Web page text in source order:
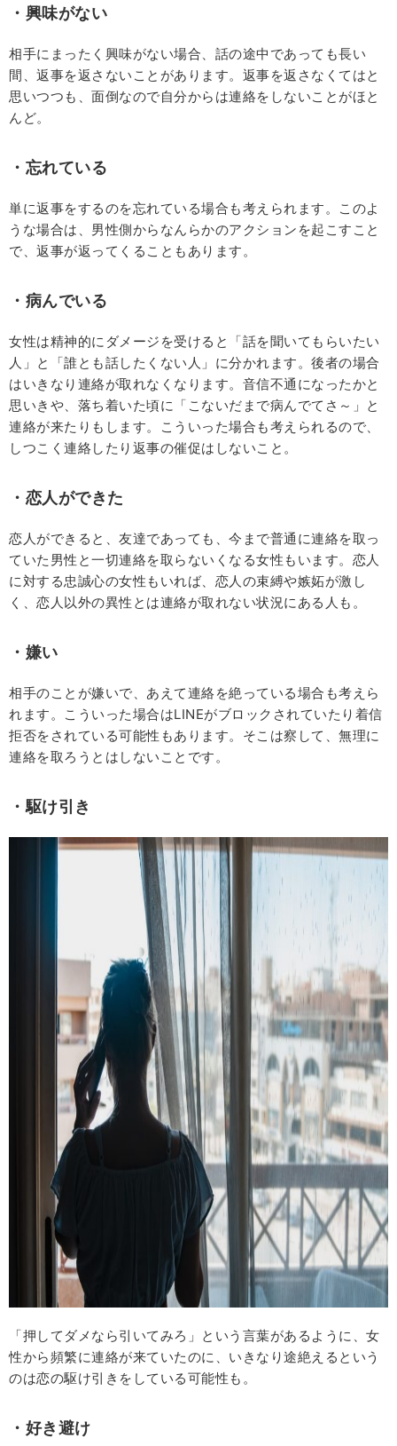
・興味がない
相手にまったく興味がない場合、話の途中であっても長い
間、返事を返さないことがあります。返事を返さなくてはと
思いつつも、面倒なので自分からは連絡をしないことがほと
んど。
・忘れている
単に返事をするのを忘れている場合も考えられます。このよ
うな場合は、男性側からなんらかのアクションを起こすこと
で、返事が返ってくることもあります。
・病んでいる
女性は精神的にダメージを受けると「話を聞いてもらいたい
人」と「誰とも話したくない人」に分かれます。後者の場合
はいきなり連絡が取れなくなります。音信不通になったかと
思いきや、落ち着いた頃に「こないだまで病んでてさ～」と
連絡が来たりもします。こういった場合も考えられるので、
しつこく連絡したり返事の催促はしないこと。
・恋人ができた
恋人ができると、友達であっても、今まで普通に連絡を取っ
ていた男性と一切連絡を取らないくなる女性もいます。恋人
に対する忠誠心の女性もいれば、恋人の束縛や嫉妬が激し
く、恋人以外の異性とは連絡が取れない状況にある人も。
・嫌い
相手のことが嫌いで、あえて連絡を絶っている場合も考えら
れます。こういった場合はLINEがブロックされていたり着信
拒否をされている可能性もあります。そこは察して、無理に
連絡を取ろうとはしないことです。
・駆け引き
「押してダメなら引いてみろ」という言葉があるように、女
性から頻繁に連絡が来ていたのに、いきなり途絶えるという
のは恋の駆け引きをしている可能性も。
・好き避け